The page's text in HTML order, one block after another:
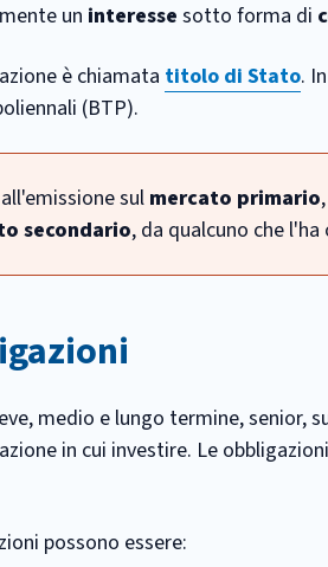
un interesse sotto forma di
è chiamata titolo di Stato.
(BTP).
sul mercato primario
secondario, da qualcuno che
medio e lungo termine,
in cui investire. Le
possono essere: